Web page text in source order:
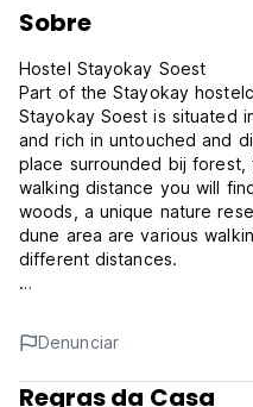
Sobre
Hostel Stayokay Soest
Part of the Stayokay
Stayokay Soest is situated
and rich in untouched and
place surrounded bij forest,
walking distance you will
woods, a unique nature
dune area are various
different distances.
10 km from Hilversum and
are popular towns for
buzzing nightlife. These
and private transport- the
Denunciar
Regras da Casa